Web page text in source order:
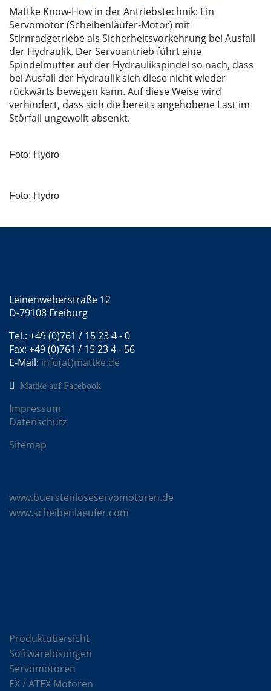
Mattke Know-How in der Antriebstechnik: Ein
Servomotor (Scheibenläufer-Motor) mit
Stirnradgetriebe als Sicherheitsvorkehrung bei Ausfall
der Hydraulik. Der Servoantrieb führt eine
Spindelmutter auf der Hydraulikspindel so nach, dass
bei Ausfall der Hydraulik sich diese nicht wieder
rückwärts bewegen kann. Auf diese Weise wird
verhindert, dass sich die bereits angehobene Last im
Störfall ungewollt absenkt.
Foto: Hydro
Foto: Hydro
Leinenweberstraße 12
D-79108 Freiburg
Tel.: +49 (0)761 / 15 23 4 - 0
Fax: +49 (0)761 / 15 23 4 - 56
E-Mail: info(at)mattke.de
Mattke auf Facebook
Impressum
Datenschutz
Sitemap
www.buerstenloseservomotoren.de
www.scheibenlaeufer.com
Produktübersicht
Softwarelösungen
Servomotoren
EX / ATEX Motoren